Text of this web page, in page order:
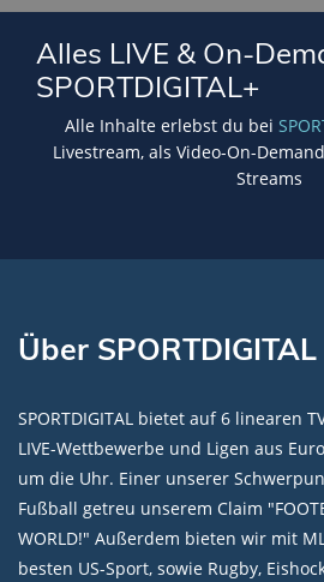
Alles LIVE & On-
SPORTDIGITAL+
Alle Inhalte erlebst du bei
Livestream, als Video-On-
Streams
Über SPORTDIGITAL
SPORTDIGITAL bietet auf 6 linearen
LIVE-Wettbewerbe und Ligen aus
um die Uhr. Einer unserer
Fußball getreu unserem Claim
WORLD!" Außerdem bieten wir mit
besten US-Sport, sowie Rugby,